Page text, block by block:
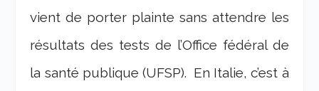
vient de porter plainte sans attendre les
résultats des tests de l’Office fédéral de
la santé publique (UFSP). En Italie, c’est à